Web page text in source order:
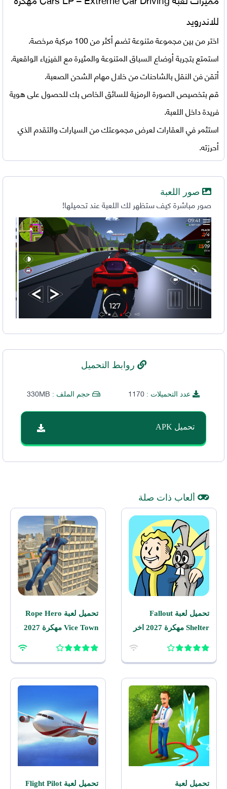
للاندرويد
اختر من بين مجموعة متنوعة تضم أكثر من 100 مركبة مرخصة.
استمتع بتجربة أوضاع السباق المتنوعة والمثيرة مع الفيزياء الواقعية.
أتقن فن النقل بالشاحنات من خلال مهام الشحن الصعبة.
قم بتخصيص الصورة الرمزية للسائق الخاص بك للحصول على هوية
فريدة داخل اللعبة.
استثمر في العقارات لعرض مجموعتك من السيارات والتقدم الذي
أحرزته.
صور اللعبة
صور مباشرة كيف ستظهر لك اللعبة عند تحميلها!
روابط التحميل
عدد التحميلات :1170 حجم الملف : 330MB
تحميل APK
ألعاب ذات صلة
تحميل لعبة Fallout
Shelter مهكرة 2027 اخر
اصدار للاندرويد
تحميل لعبة Rope Hero
Vice Town مهكرة 2027
للاندرويد
تحميل لعبة
تحميل لعبة Flight Pilot